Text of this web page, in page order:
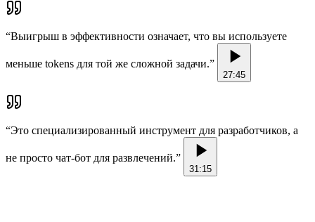
“Выигрыш в эффективности означает, что вы используете
меньше tokens для той же сложной задачи.”
27:45
“Это специализированный инструмент для разработчиков, а
не просто чат-бот для развлечений.”
31:15